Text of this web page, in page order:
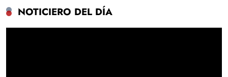
NOTICIERO DEL DÍA